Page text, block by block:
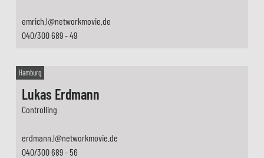
emrich.l@networkmovie.de
040/300 689 - 49
Hamburg
Lukas Erdmann
Controlling
erdmann.l@networkmovie.de
040/300 689 - 56